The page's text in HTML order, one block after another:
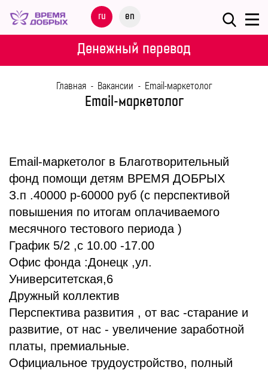
ru en
Меню
ПАРТНЕРАМ
МЕРОПРИЯТИЯ
ПОМОЩЬ
БЛОГ
Денежный перевод
Главная - Вакансии - Email-маркетолог
Email-маркетолог
Email-маркетолог в Благотворительный
фонд помощи детям ВРЕМЯ ДОБРЫХ
З.п .40000 р-60000 руб (с перспективой
повышения по итогам оплачиваемого
месячного тестового периода )
График 5/2 ,с 10.00 -17.00
Офис фонда :Донецк ,ул.
Университетская,6
Дружный коллектив
Перспектива развития , от вас -старание и
развитие, от нас - увеличение заработной
платы, премиальные.
Официальное трудоустройство, полный